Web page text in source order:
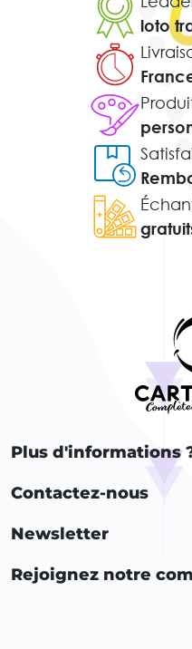
loto
Plus d'informations
Contactez-nous
Newsletter
Rejoignez notre